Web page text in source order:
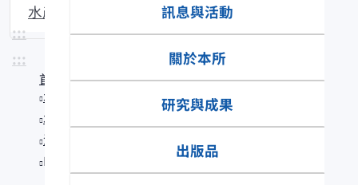
訊息與活動
關於本所
研究與成果
出版品
:::
水產生物圖說
:::
首頁
水產知識館
水產數位典藏
沿近海標本數位典藏
Rhinogobius giurinus